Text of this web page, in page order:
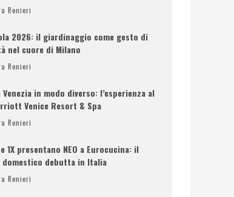
Renieri
2026: il giardinaggio come gesto di
nel cuore di Milano
Renieri
Venezia in modo diverso: l’esperienza al
Venice Resort & Spa
Renieri
e 1X presentano NEO a Eurocucina: il
debutta in Italia
Renieri